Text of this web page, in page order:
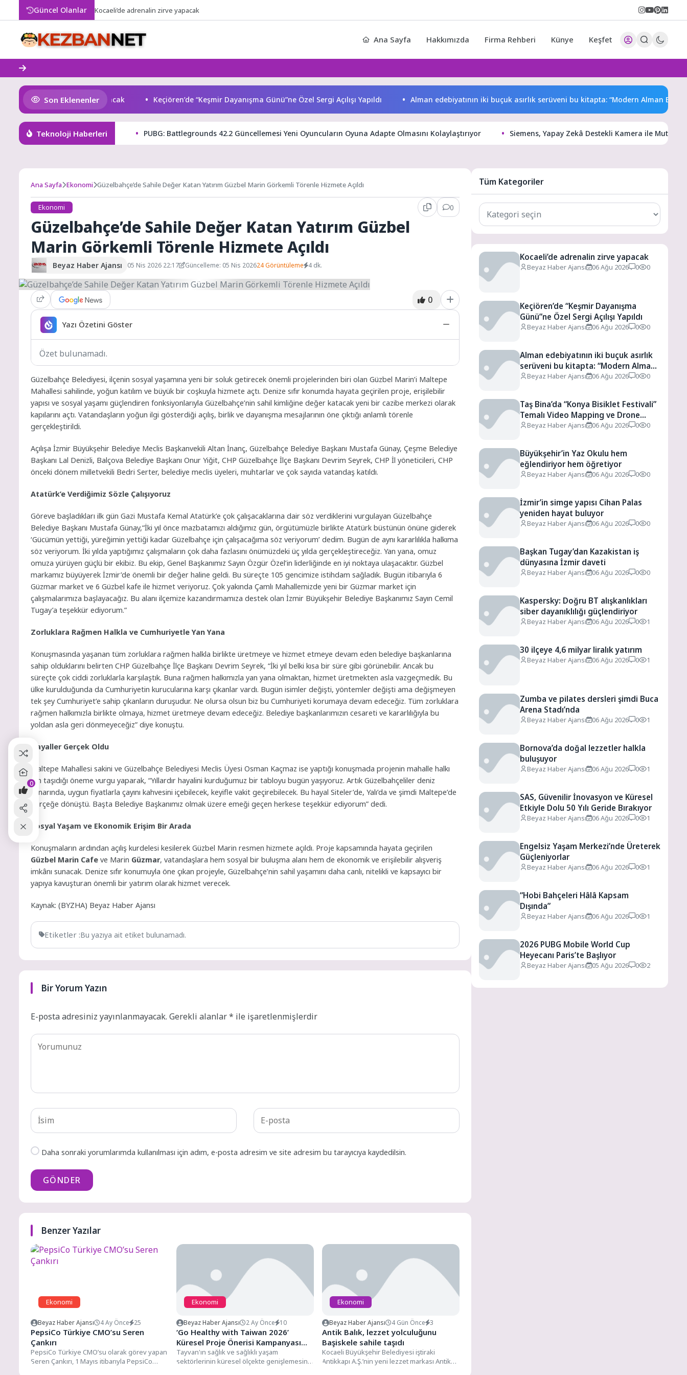
Güncel Olanlar Kocaeli’de adrenalin zirve yapacak
Ana Sayfa Hakkımızda Firma Rehberi Künye Keşfet
Son Eklenenler
adrenalin zirve yapacak Keçiören’de “Keşmir Dayanışma Günü”ne Özel Sergi Açılışı Yapıldı Alman edebiyatının iki buçuk asırlık serüveni bu kitapta: “Modern Alman Edebiyatı”
Teknoloji Haberleri PUBG: Battlegrounds 42.2 Güncellemesi Yeni Oyuncuların Oyuna Adapte Olmasını Kolaylaştırıyor Siemens, Yapay Zekâ Destekli Kamera ile Mutfağa
Ana Sayfa Ekonomi Güzelbahçe’de Sahile Değer Katan Yatırım Güzbel Marin Görkemli Törenle Hizmete Açıldı
Ekonomi 0
Güzelbahçe’de Sahile Değer Katan Yatırım Güzbel
Marin Görkemli Törenle Hizmete Açıldı
Beyaz Haber Ajansı 05 Nis 2026 22:17 Güncelleme: 05 Nis 202624 Görüntüleme 4 dk.
0
Yazı Özetini Göster
Özet bulunamadı.
Güzelbahçe Belediyesi, ilçenin sosyal yaşamına yeni bir soluk getirecek önemli projelerinden biri olan Güzbel Marin’i Maltepe
Mahallesi sahilinde, yoğun katılım ve büyük bir coşkuyla hizmete açtı. Denize sıfır konumda hayata geçirilen proje, erişilebilir
yapısı ve sosyal yaşamı güçlendiren fonksiyonlarıyla Güzelbahçe’nin sahil kimliğine değer katacak yeni bir cazibe merkezi olarak
kapılarını açtı. Vatandaşların yoğun ilgi gösterdiği açılış, birlik ve dayanışma mesajlarının öne çıktığı anlamlı törenle
gerçekleştirildi.
Açılışa İzmir Büyükşehir Belediye Meclis Başkanvekili Altan İnanç, Güzelbahçe Belediye Başkanı Mustafa Günay, Çeşme Belediye
Başkanı Lal Denizli, Balçova Belediye Başkanı Onur Yiğit, CHP Güzelbahçe İlçe Başkanı Devrim Seyrek, CHP İl yöneticileri, CHP
önceki dönem milletvekili Bedri Serter, belediye meclis üyeleri, muhtarlar ve çok sayıda vatandaş katıldı.
Atatürk’e Verdiğimiz Sözle Çalışıyoruz
Göreve başladıkları ilk gün Gazi Mustafa Kemal Atatürk’e çok çalışacaklarına dair söz verdiklerini vurgulayan Güzelbahçe
Belediye Başkanı Mustafa Günay,“İki yıl önce mazbatamızı aldığımız gün, örgütümüzle birlikte Atatürk büstünün önüne giderek
‘Gücümün yettiği, yüreğimin yettiği kadar Güzelbahçe için çalışacağıma söz veriyorum’ dedim. Bugün de aynı kararlılıkla halkıma
söz veriyorum. İki yılda yaptığımız çalışmaların çok daha fazlasını önümüzdeki üç yılda gerçekleştireceğiz. Yan yana, omuz
omuza yürüyen güçlü bir ekibiz. Bu ekip, Genel Başkanımız Sayın Özgür Özel’in liderliğinde en iyi noktaya ulaşacaktır. Güzbel
markamız büyüyerek İzmir’de önemli bir değer haline geldi. Bu süreçte 105 gencimize istihdam sağladık. Bugün itibarıyla 6
Güzmar market ve 6 Güzbel kafe ile hizmet veriyoruz. Çok yakında Çamlı Mahallemizde yeni bir Güzmar market için
çalışmalarımıza başlayacağız. Bu alanı ilçemize kazandırmamıza destek olan İzmir Büyükşehir Belediye Başkanımız Sayın Cemil
Tugay’a teşekkür ediyorum.”
Zorluklara Rağmen Halkla ve Cumhuriyetle Yan Yana
Konuşmasında yaşanan tüm zorluklara rağmen halkla birlikte üretmeye ve hizmet etmeye devam eden belediye başkanlarına
sahip olduklarını belirten CHP Güzelbahçe İlçe Başkanı Devrim Seyrek, “İki yıl belki kısa bir süre gibi görünebilir. Ancak bu
süreçte çok ciddi zorluklarla karşılaştık. Buna rağmen halkımızla yan yana olmaktan, hizmet üretmekten asla vazgeçmedik. Bu
ülke kurulduğunda da Cumhuriyetin kurucularına karşı çıkanlar vardı. Bugün isimler değişti, yöntemler değişti ama değişmeyen
tek şey Cumhuriyet’e sahip çıkanların duruşudur. Ne olursa olsun biz bu Cumhuriyeti korumaya devam edeceğiz. Tüm zorluklara
rağmen halkımızla birlikte olmaya, hizmet üretmeye devam edeceğiz. Belediye başkanlarımızın cesareti ve kararlılığıyla bu
yoldan asla geri dönmeyeceğiz” diye konuştu.
Hayaller Gerçek Oldu
Maltepe Mahallesi sakini ve Güzelbahçe Belediyesi Meclis Üyesi Osman Kaçmaz ise yaptığı konuşmada projenin mahalle halkı
için taşıdığı öneme vurgu yaparak, “Yıllardır hayalini kurduğumuz bir tabloyu bugün yaşıyoruz. Artık Güzelbahçeliler deniz
kenarında, uygun fiyatlarla çayını kahvesini içebilecek, keyifle vakit geçirebilecek. Bu hayal Siteler’de, Yalı’da ve şimdi Maltepe’de
gerçeğe dönüştü. Başta Belediye Başkanımız olmak üzere emeği geçen herkese teşekkür ediyorum” dedi.
Sosyal Yaşam ve Ekonomik Erişim Bir Arada
Konuşmaların ardından açılış kurdelesi kesilerek Güzbel Marin resmen hizmete açıldı. Proje kapsamında hayata geçirilen
Güzbel Marin Cafe ve Marin Güzmar, vatandaşlara hem sosyal bir buluşma alanı hem de ekonomik ve erişilebilir alışveriş
imkânı sunacak. Denize sıfır konumuyla öne çıkan projeyle, Güzelbahçe’nin sahil yaşamını daha canlı, nitelikli ve kapsayıcı bir
yapıya kavuşturan önemli bir yatırım olarak hizmet verecek.
Kaynak: (BYZHA) Beyaz Haber Ajansı
Etiketler :Bu yazıya ait etiket bulunamadı.
Bir Yorum Yazın
E-posta adresiniz yayınlanmayacak. Gerekli alanlar* ile işaretlenmişlerdir
Daha sonraki yorumlarımda kullanılması için adım, e-posta adresim ve site adresim bu tarayıcıya kaydedilsin.
GÖNDER
Benzer Yazılar
Ekonomi
Beyaz Haber Ajansı 4 Ay Önce 25
PepsiCo Türkiye CMO’su Seren
Çankırı
PepsiCo Türkiye CMO’su olarak görev yapan
Seren Çankırı, 1 Mayıs itibarıyla PepsiCo
Ekonomi
Beyaz Haber Ajansı 2 Ay Önce 10
‘Go Healthy with Taiwan 2026’
Küresel Proje Önerisi Kampanyası
Başladı
Tayvan'ın sağlık ve sağlıklı yaşam
sektörlerinin küresel ölçekte genişlemesini
Ekonomi
Beyaz Haber Ajansı 4 Gün Önce 3
Antik Balık, lezzet yolculuğunu
Başiskele sahile taşıdı
Kocaeli Büyükşehir Belediyesi iştiraki
Antikkapı A.Ş.’nin yeni lezzet markası Antik
Tüm Kategoriler
Tüm
Kategoriler
Kocaeli’de adrenalin zirve yapacak
Beyaz Haber Ajansı 06 Ağu 2026 0 0
Keçiören’de “Keşmir Dayanışma
Günü”ne Özel Sergi Açılışı Yapıldı
Beyaz Haber Ajansı 06 Ağu 2026 0 0
Alman edebiyatının iki buçuk asırlık
serüveni bu kitapta: “Modern Alman
Edebiyatı”
Beyaz Haber Ajansı 06 Ağu 2026 0 0
Taş Bina’da “Konya Bisiklet Festivali”
Temalı Video Mapping ve Drone
Gösterisi Yapıldı
Beyaz Haber Ajansı 06 Ağu 2026 0 0
Büyükşehir’in Yaz Okulu hem
eğlendiriyor hem öğretiyor
Beyaz Haber Ajansı 06 Ağu 2026 0 0
İzmir’in simge yapısı Cihan Palas
yeniden hayat buluyor
Beyaz Haber Ajansı 06 Ağu 2026 0 0
Başkan Tugay’dan Kazakistan iş
dünyasına İzmir daveti
Beyaz Haber Ajansı 06 Ağu 2026 0 0
Kaspersky: Doğru BT alışkanlıkları
siber dayanıklılığı güçlendiriyor
Beyaz Haber Ajansı 06 Ağu 2026 0 1
30 ilçeye 4,6 milyar liralık yatırım
Beyaz Haber Ajansı 06 Ağu 2026 0 1
Zumba ve pilates dersleri şimdi Buca
Arena Stadı’nda
Beyaz Haber Ajansı 06 Ağu 2026 0 1
Bornova’da doğal lezzetler halkla
buluşuyor
Beyaz Haber Ajansı 06 Ağu 2026 0 1
SAS, Güvenilir İnovasyon ve Küresel
Etkiyle Dolu 50 Yılı Geride Bırakıyor
Beyaz Haber Ajansı 06 Ağu 2026 0 1
Engelsiz Yaşam Merkezi’nde Üreterek
Güçleniyorlar
Beyaz Haber Ajansı 06 Ağu 2026 0 1
“Hobi Bahçeleri Hâlâ Kapsam
Dışında”
Beyaz Haber Ajansı 06 Ağu 2026 0 1
2026 PUBG Mobile World Cup
Heyecanı Paris’te Başlıyor
Beyaz Haber Ajansı 05 Ağu 2026 0 2
0